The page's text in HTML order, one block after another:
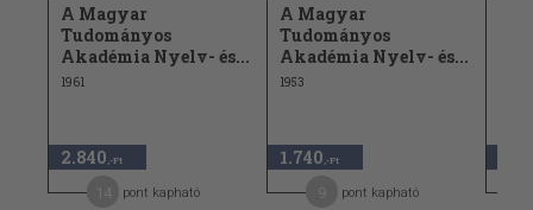
A Magyar
Tudományos
Akadémia Nyelv- és...
1961
2.840 ,-Ft
pont kapható
A Magyar
Tudományos
Akadémia Nyelv- és...
1953
1.740 ,-Ft
pont kapható